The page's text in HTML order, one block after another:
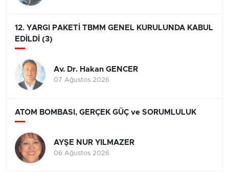
12. YARGI PAKETİ TBMM GENEL KURULUNDA KABUL
EDİLDİ (3)
Av. Dr. Hakan GENCER
07 Ağustos 2026
ATOM BOMBASI, GERÇEK GÜÇ ve SORUMLULUK
AYŞE NUR YILMAZER
06 Ağustos 2026